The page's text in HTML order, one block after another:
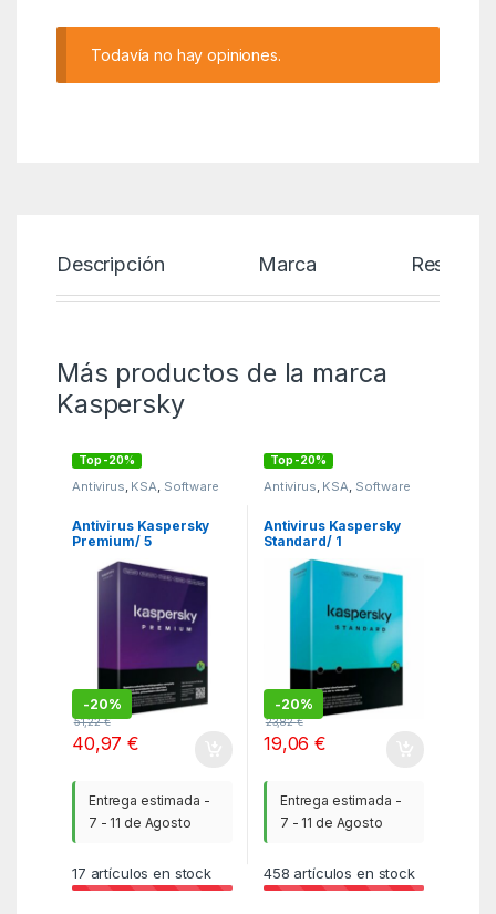
Todavía no hay opiniones.
Descripción Marca Reseñas
Más productos de la marca
Kaspersky
Top -20%
Antivirus, KSA, Software
Antivirus Kaspersky
Premium/ 5
-20%
51,22€
40,97€
Entrega estimada -
7 - 11 de Agosto
17 artículos en stock
Top -20%
Antivirus, KSA, Software
Antivirus Kaspersky
Standard/ 1
Dispositivo/ 1 Año
-20%
23,82€
19,06€
Entrega estimada -
7 - 11 de Agosto
458 artículos en stock